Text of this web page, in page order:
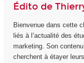
Édito de
Bienvenue dans cette
liés à l’actualité des
marketing. Son
cherchent à étayer